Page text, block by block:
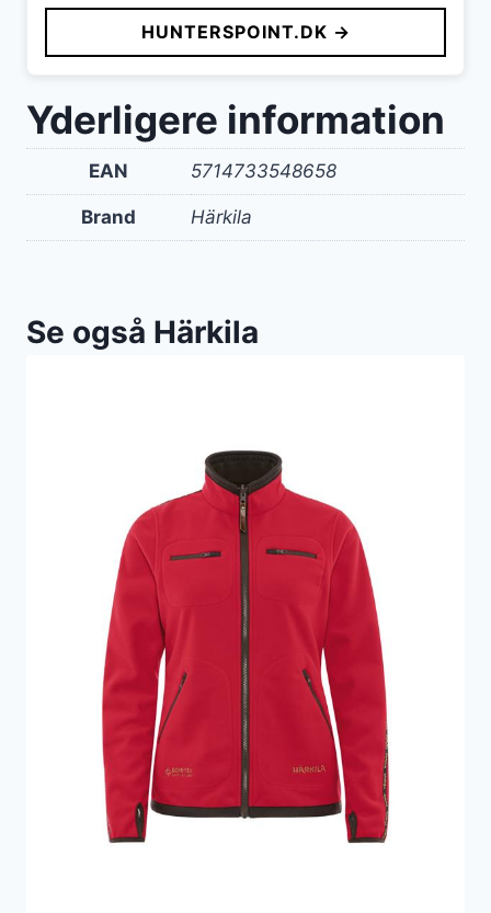
HUNTERSPOINT.DK →
Yderligere information
EAN 5714733548658
Brand Härkila
Se også Härkila